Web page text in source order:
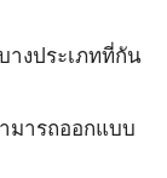
างประเภทที่กัน
มารถออกแบบ